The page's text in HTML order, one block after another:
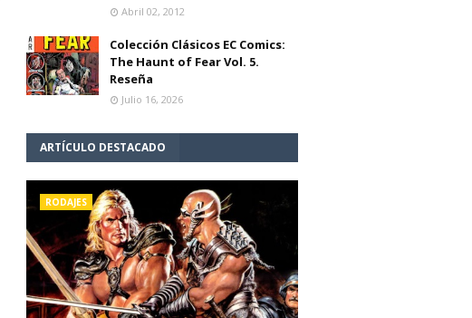
Abril 02, 2012
Colección Clásicos EC Comics:
The Haunt of Fear Vol. 5.
Reseña
Julio 16, 2026
ARTÍCULO DESTACADO
RODAJES